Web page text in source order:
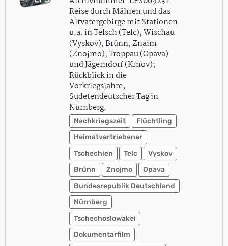
Reise durch Mähren und das
Altvatergebirge mit Stationen
u.a. in Telsch (Telc), Wischau
(Vyskov), Brünn, Znaim
(Znojmo), Troppau (Opava)
und Jägerndorf (Krnov);
Rückblick in die
Vorkriegsjahre;
Sudetendeutscher Tag in
Nürnberg.
Nachkriegszeit
Flüchtling
Heimatvertriebener
Tschechien
Telc
Vyskov
Brünn
Znojmo
Opava
Bundesrepublik Deutschland
Nürnberg
Tschechoslowakei
Dokumentarfilm